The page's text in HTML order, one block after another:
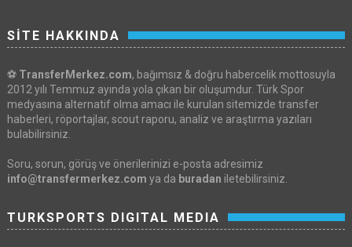
SİTE HAKKINDA
⚽ TransferMerkez.com, bağımsız & doğru habercelik mottosuyla
2012 yılı Temmuz ayında yola çıkan bir oluşumdur. Türk Spor
medyasına alternatif olma amacı ile kurulan sitemizde transfer
haberleri, röportajlar, scout raporu, analiz ve araştırma yazıları
bulabilirsiniz.
Soru, sorun, görüş ve önerilerinizi e-posta adresimiz
info@transfermerkez.com ya da buradan iletebilirsiniz.
TURKSPORTS DIGITAL MEDIA